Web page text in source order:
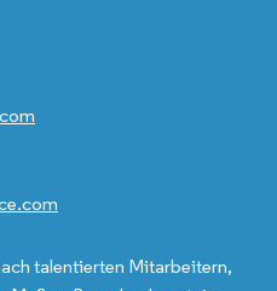
talentierten Mitarbeitern,